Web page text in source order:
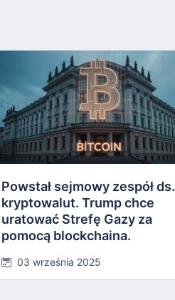
Powstał sejmowy zespół ds.
kryptowalut. Trump chce
uratować Strefę Gazy za
pomocą blockchaina.
03 września 2025